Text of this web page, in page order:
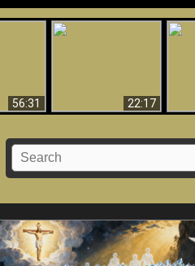
56:31 22:17